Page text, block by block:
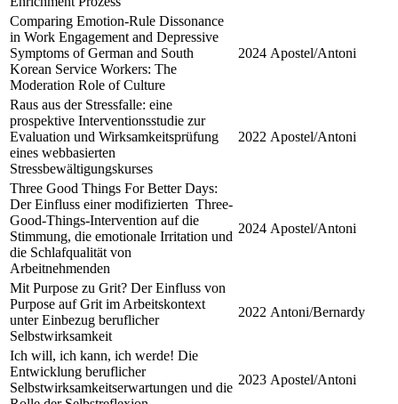
Comparing Emotion-Rule Dissonance
in Work Engagement and Depressive
Symptoms of German and South
Korean Service Workers: The
Moderation Role of Culture
2024 Apostel/Antoni
Raus aus der Stressfalle: eine
prospektive Interventionsstudie zur
Evaluation und Wirksamkeitsprüfung
eines webbasierten
Stressbewältigungskurses
2022 Apostel/Antoni
Three Good Things For Better Days:
Der Einfluss einer modifizierten Three-
Good-Things-Intervention auf die
Stimmung, die emotionale Irritation und
die Schlafqualität von
Arbeitnehmenden
2024 Apostel/Antoni
Mit Purpose zu Grit? Der Einfluss von
Purpose auf Grit im Arbeitskontext
unter Einbezug beruflicher
Selbstwirksamkeit
2022 Antoni/Bernardy
Ich will, ich kann, ich werde! Die
Entwicklung beruflicher
Selbstwirksamkeitserwartungen und die
2023 Apostel/Antoni